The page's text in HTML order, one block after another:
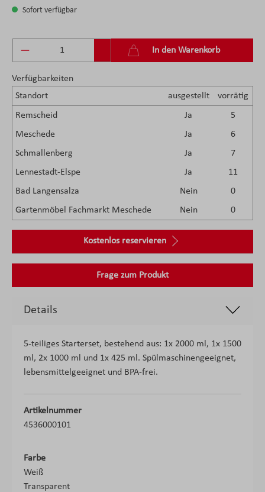
Sofort verfügbar
Produkt Anzahl: Gib den gewünschten Wert
In den Warenkorb
Verfügbarkeiten
Standort
ausgestellt vorrätig
Remscheid Ja
5
Meschede
Ja
6
Schmallenberg
Ja
7
Lennestadt-Elspe
Ja
11
Bad Langensalza
Nein
0
Gartenmöbel Fachmarkt Meschede
Nein 0
Kostenlos reservieren
Frage zum Produkt
Details
5-teiliges Starterset, bestehend aus: 1x 2000 ml, 1x 1500
ml, 2x 1000 ml und 1x 425 ml. Spülmaschinengeeignet,
lebensmittelgeeignet und BPA-frei.
Artikelnummer
4536000101
Farbe
Weiß
Transparent